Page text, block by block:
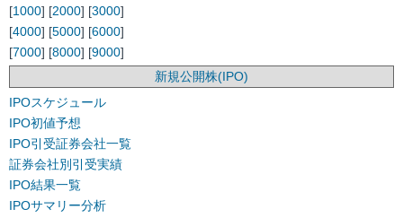
[1000] [2000] [3000]
[4000] [5000] [6000]
[7000] [8000] [9000]
新規公開株(IPO)
IPOスケジュール
IPO初値予想
IPO引受証券会社一覧
証券会社別引受実績
IPO結果一覧
IPOサマリー分析